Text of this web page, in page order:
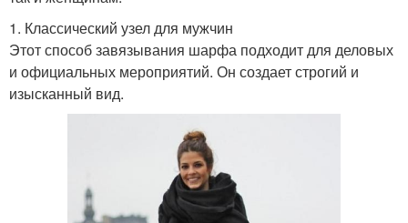
1. Классический узел для мужчин
Этот способ завязывания шарфа подходит для деловых
и официальных мероприятий. Он создает строгий и
изысканный вид.